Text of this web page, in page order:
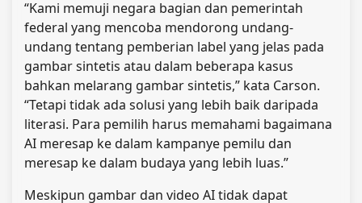
“Kami memuji negara bagian dan pemerintah
federal yang mencoba mendorong undang-
undang tentang pemberian label yang jelas pada
gambar sintetis atau dalam beberapa kasus
bahkan melarang gambar sintetis,” kata Carson.
“Tetapi tidak ada solusi yang lebih baik daripada
literasi. Para pemilih harus memahami bagaimana
AI meresap ke dalam kampanye pemilu dan
meresap ke dalam budaya yang lebih luas.”
Meskipun gambar dan video AI tidak dapat